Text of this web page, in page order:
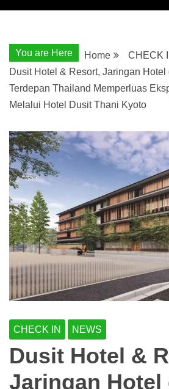
You are Here Home
CHECK
Dusit Hotel & Resort, Jaringan Hotel
Terdepan Thailand Memperluas
Melalui Hotel Dusit Thani Kyoto
CHECK IN NEWS
Dusit Hotel &
Jaringan Hotel